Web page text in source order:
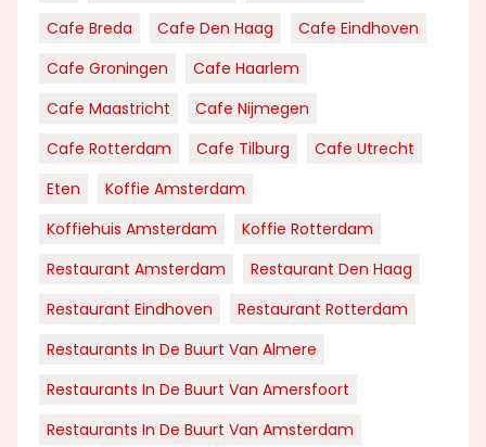
Cafe Breda
Cafe Den Haag
Cafe Eindhoven
Cafe Groningen
Cafe Haarlem
Cafe Maastricht
Cafe Nijmegen
Cafe Rotterdam
Cafe Tilburg
Cafe Utrecht
Eten
Koffie Amsterdam
Koffiehuis Amsterdam
Koffie Rotterdam
Restaurant Amsterdam
Restaurant Den Haag
Restaurant Eindhoven
Restaurant Rotterdam
Restaurants In De Buurt Van Almere
Restaurants In De Buurt Van Amersfoort
Restaurants In De Buurt Van Amsterdam